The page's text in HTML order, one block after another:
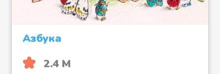
Азбука
2.4 М